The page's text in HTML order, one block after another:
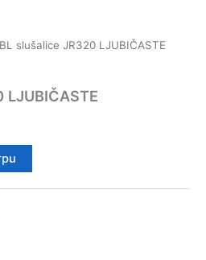
slušalice JR320 LJUBIČASTE